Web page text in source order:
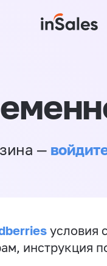
—
условия
инструкция